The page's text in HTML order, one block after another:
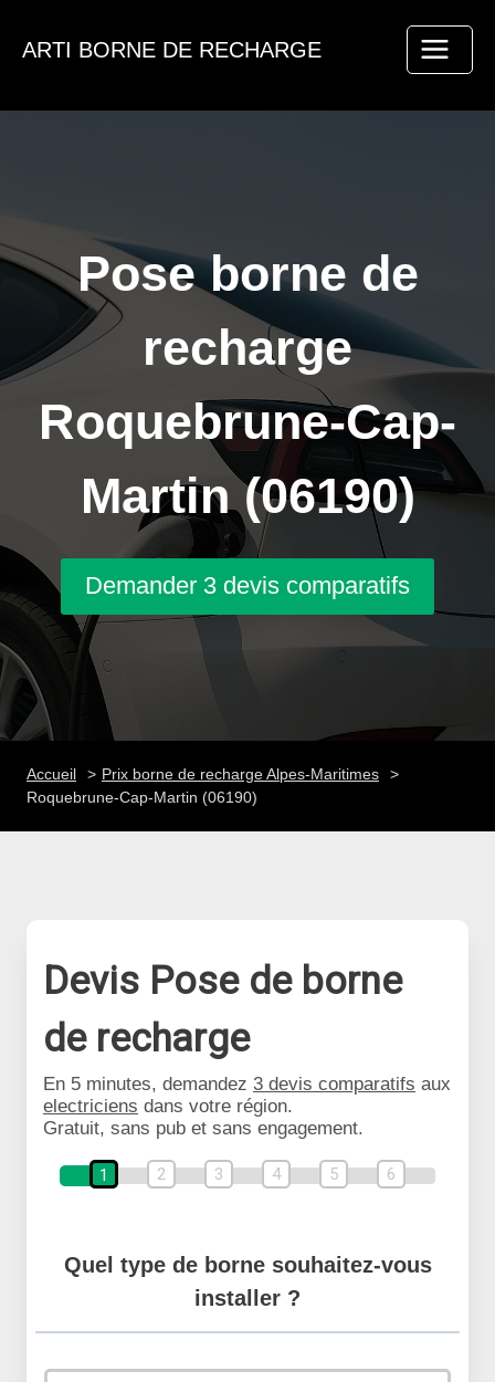
ARTI BORNE DE RECHARGE
Pose borne de
recharge
Roquebrune-Cap-
Martin (06190)
Demander 3 devis comparatifs
Accueil
Prix borne de recharge Alpes-Maritimes
Roquebrune-Cap-Martin (06190)
Devis Pose de borne
de recharge
En 5 minutes, demandez 3 devis comparatifs aux
electriciens dans votre région.
Gratuit, sans pub et sans engagement.
1 2 3 4 5 6
Quel type de borne souhaitez-vous
installer ?